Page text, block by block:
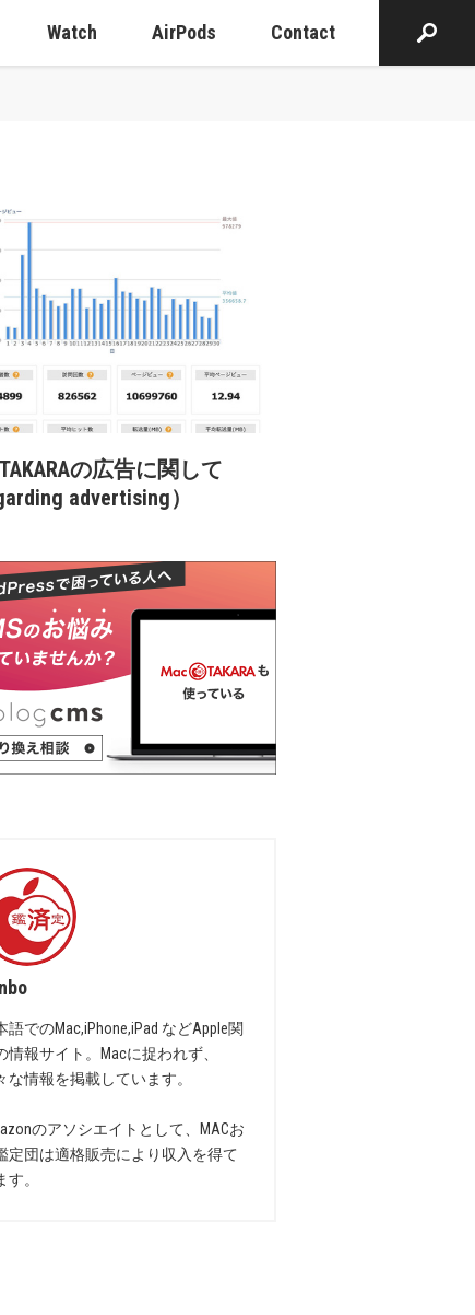
Watch AirPods Contact
の広告に関して
advertising）
語でのMac,iPhone,iPad などApple関
情報サイト。Macに捉われず、
な情報を掲載しています。
のアソシエイトとして、MACお
定団は適格販売により収入を得て
す。